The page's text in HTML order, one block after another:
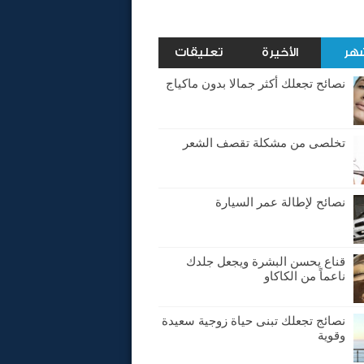
الأخيرة تعليقات
نصائح تجعلك أكثر جمالا بدون ماكياج
تخلصى من مشكلة تقصف الشعر
نصائح لإطالة عمر السيارة
قناع يحسن البشرة ويجعل جلدك
ناعماً من الكاكاو
نصائج تجعلك تبنى حياة زوجية سعيدة
وقوية